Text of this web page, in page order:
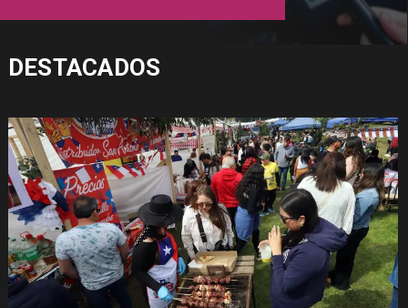
DESTACADOS